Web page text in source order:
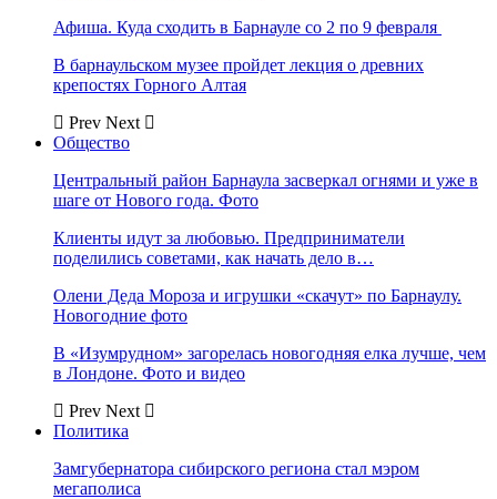
Афиша. Куда сходить в Барнауле со 2 по 9 февраля
В барнаульском музее пройдет лекция о древних
крепостях Горного Алтая
Prev Next
Общество
Центральный район Барнаула засверкал огнями и уже в
шаге от Нового года. Фото
Клиенты идут за любовью. Предприниматели
поделились советами, как начать дело в…
Олени Деда Мороза и игрушки «скачут» по Барнаулу.
Новогодние фото
В «Изумрудном» загорелась новогодняя елка лучше, чем
в Лондоне. Фото и видео
Prev Next
Политика
Замгубернатора сибирского региона стал мэром
мегаполиса